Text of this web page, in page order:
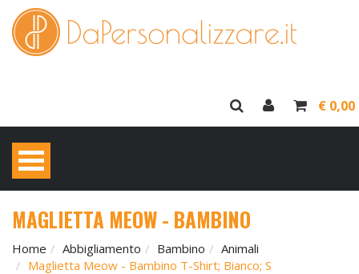
€ 0,00
MAGLIETTA MEOW - BAMBINO
Home Abbigliamento Bambino
Animali
Maglietta Meow - Bambino T-Shirt; Bianco; S